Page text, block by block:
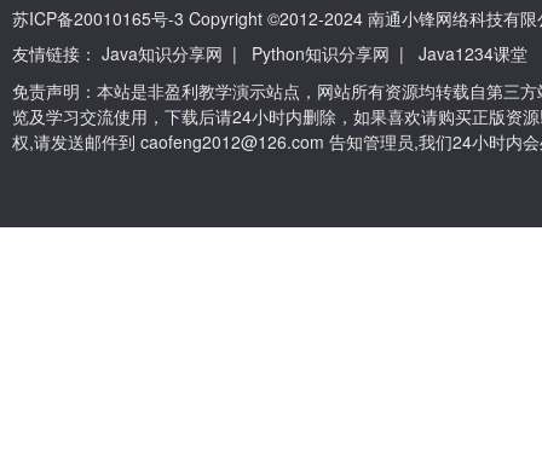
苏ICP备20010165号-3 Copyright ©2012-2024 南通小锋网络科技有限
友情链接： Java知识分享网 | Python知识分享网 |
Java1234课堂
免责声明：本站是非盈利教学演示站点，网站所有资源均转载自第三
览及学习交流使用，下载后请24小时内删除，如果喜欢请购买正版资
权,请发送邮件到 caofeng2012@126.com 告知管理员,我们24小时内